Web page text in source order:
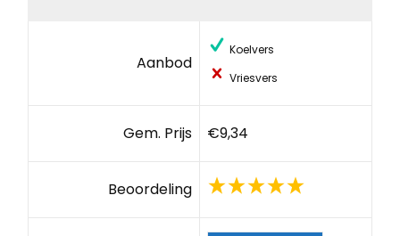
Aanbod
Koelvers
Vriesvers
Gem. Prijs €9,34
Beoordeling